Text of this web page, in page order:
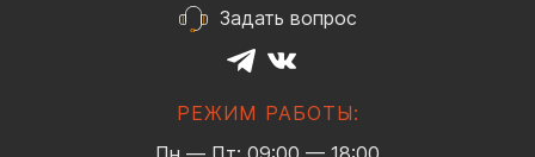
Задать вопрос
РЕЖИМ РАБОТЫ: